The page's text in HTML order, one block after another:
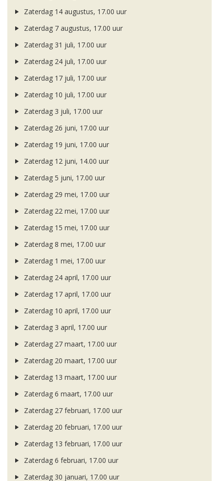
Zaterdag 14 augustus, 17.00 uur
Zaterdag 7 augustus, 17.00 uur
Zaterdag 31 juli, 17.00 uur
Zaterdag 24 juli, 17.00 uur
Zaterdag 17 juli, 17.00 uur
Zaterdag 10 juli, 17.00 uur
Zaterdag 3 juli, 17.00 uur
Zaterdag 26 juni, 17.00 uur
Zaterdag 19 juni, 17.00 uur
Zaterdag 12 juni, 14.00 uur
Zaterdag 5 juni, 17.00 uur
Zaterdag 29 mei, 17.00 uur
Zaterdag 22 mei, 17.00 uur
Zaterdag 15 mei, 17.00 uur
Zaterdag 8 mei, 17.00 uur
Zaterdag 1 mei, 17.00 uur
Zaterdag 24 april, 17.00 uur
Zaterdag 17 april, 17.00 uur
Zaterdag 10 april, 17.00 uur
Zaterdag 3 april, 17.00 uur
Zaterdag 27 maart, 17.00 uur
Zaterdag 20 maart, 17.00 uur
Zaterdag 13 maart, 17.00 uur
Zaterdag 6 maart, 17.00 uur
Zaterdag 27 februari, 17.00 uur
Zaterdag 20 februari, 17.00 uur
Zaterdag 13 februari, 17.00 uur
Zaterdag 6 februari, 17.00 uur
Zaterdag 30 januari, 17.00 uur